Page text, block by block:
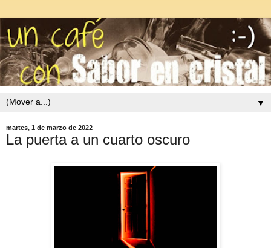
▼
martes, 1 de marzo de 2022
La puerta a un cuarto oscuro